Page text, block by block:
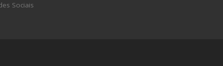
Sociais